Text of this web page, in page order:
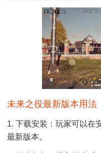
未来之役最新版本用法
1. 下载安装：玩家可以在
最新版本。